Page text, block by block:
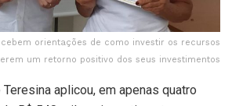
orientações de como investir os recursos
um retorno positivo dos seus investimentos
aplicou, em apenas quatro